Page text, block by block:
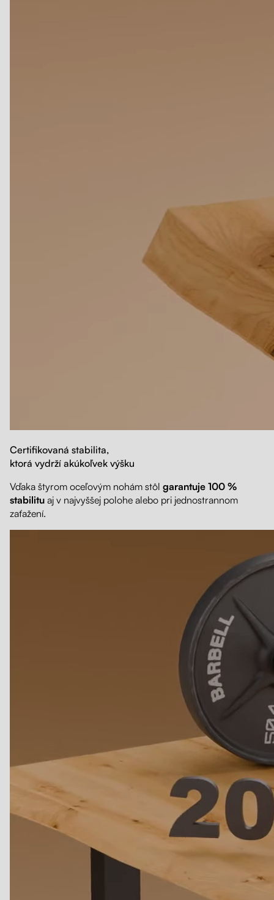
Certifikovaná stabilita,
ktorá vydrží akúkoľvek výšku
Vďaka štyrom oceľovým nohám stôl garantuje 100 %
stabilitu aj v najvyššej polohe alebo pri jednostrannom
zaťažení.